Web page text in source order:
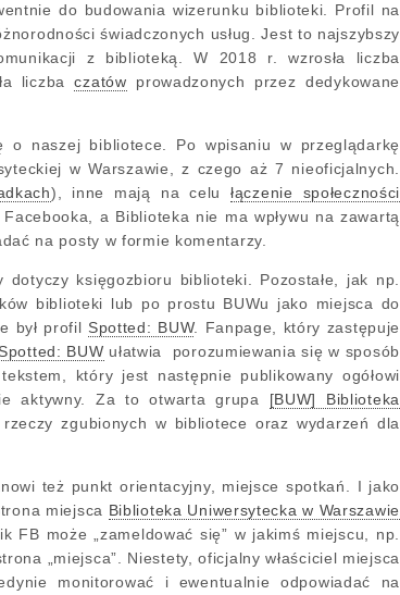
do budowania wizerunku biblioteki. Profil na
świadczonych usług. Jest to najszybszy
z biblioteką. W 2018 r. wzrosła liczba
liczbaczatów prowadzonych przez dedykowane
naszej bibliotece. Po wpisaniu w przeglądarkę
w Warszawie, z czego aż 7 nieoficjalnych.
), inne mają na celułączenie społeczności
a Biblioteka nie ma wpływu na zawartą
na posty w formie komentarzy.
księgozbioru biblioteki. Pozostałe, jak np.
biblioteki lub po prostu BUWu jako miejsca do
był profil Spotted: BUW. Fanpage, który zastępuje
Spotted: BUW ułatwia porozumiewania się w sposób
który jest następnie publikowany ogółowi
aktywny. Za to otwarta grupa [BUW] Biblioteka
zgubionych w bibliotece oraz wydarzeń dla
też punkt orientacyjny, miejsce spotkań. I jako
miejsca Biblioteka Uniwersytecka w Warszawie
FB może „zameldować się” w jakimś miejscu, np.
„miejsca”. Niestety, oficjalny właściciel miejsca
monitorować i ewentualnie odpowiadać na